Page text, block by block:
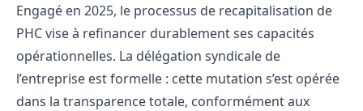
Engagé en 2025, le processus de recapitalisation de
PHC vise à refinancer durablement ses capacités
opérationnelles. La délégation syndicale de
l’entreprise est formelle : cette mutation s’est opérée
dans la transparence totale, conformément aux